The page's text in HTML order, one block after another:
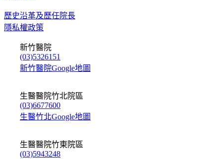
歷史沿革及歷任院長
隱私權政策
新竹醫院
(03)5326151
新竹醫院Google地圖
生醫醫院竹北院區
(03)6677600
生醫竹北Google地圖
生醫醫院竹東院區
(03)5943248